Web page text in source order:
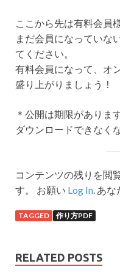
ここから先は有料会員
まだ会員になっていな
てください。
有料会員になって、オ
盛り上がりましょう！
＊公開は期限がありま
ダウンロードできなく
コンテンツの残りを閲
す。 お願い Log In. あな
TAGGED 作り方PDF
RELATED POSTS